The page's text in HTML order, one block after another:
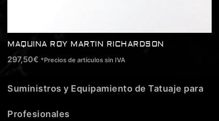
MAQUINA ROY MARTIN RICHARDSON
297,50€ *Precios de artículos sin IVA
Suministros y Equipamiento de Tatuaje para
Profesionales